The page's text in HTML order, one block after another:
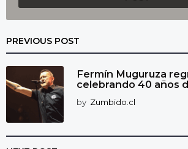
PREVIOUS POST
Fermín Muguruza
celebrando 40 años
by Zumbido.cl